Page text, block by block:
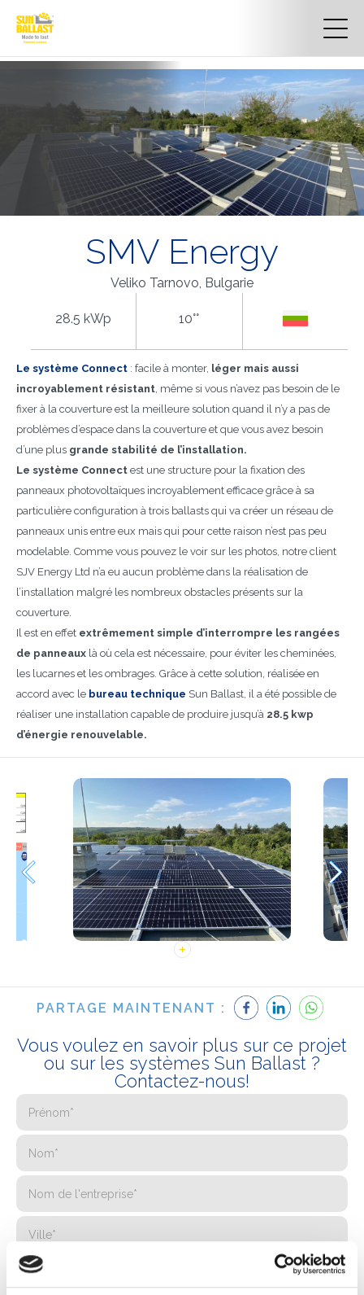
SMV Energy
Veliko Tarnovo, Bulgarie
28.5 kWp 10°°
Le système Connect : facile à monter, léger mais aussi
incroyablement résistant, même si vous n’avez pas besoin de le
fixer à la couverture est la meilleure solution quand il n’y a pas de
problèmes d’espace dans la couverture et que vous avez besoin
d’une plus grande stabilité de l’installation.
Le système Connect est une structure pour la fixation des
panneaux photovoltaïques incroyablement efficace grâce à sa
particulière configuration à trois ballasts qui va créer un réseau de
panneaux unis entre eux mais qui pour cette raison n’est pas peu
modelable. Comme vous pouvez le voir sur les photos, notre client
SJV Energy Ltd n’a eu aucun problème dans la réalisation de
l’installation malgré les nombreux obstacles présents sur la
couverture.
Il est en effet extrêmement simple d’interrompre les rangées
de panneaux là où cela est nécessaire, pour éviter les cheminées,
les lucarnes et les ombrages. Grâce à cette solution, réalisée en
accord avec le bureau technique Sun Ballast, il a été possible de
réaliser une installation capable de produire jusqu’à 28.5 kwp
d’énergie renouvelable.
PARTAGE MAINTENANT :
Vous voulez en savoir plus sur ce projet
ou sur les systèmes Sun Ballast ?
Contactez-nous!